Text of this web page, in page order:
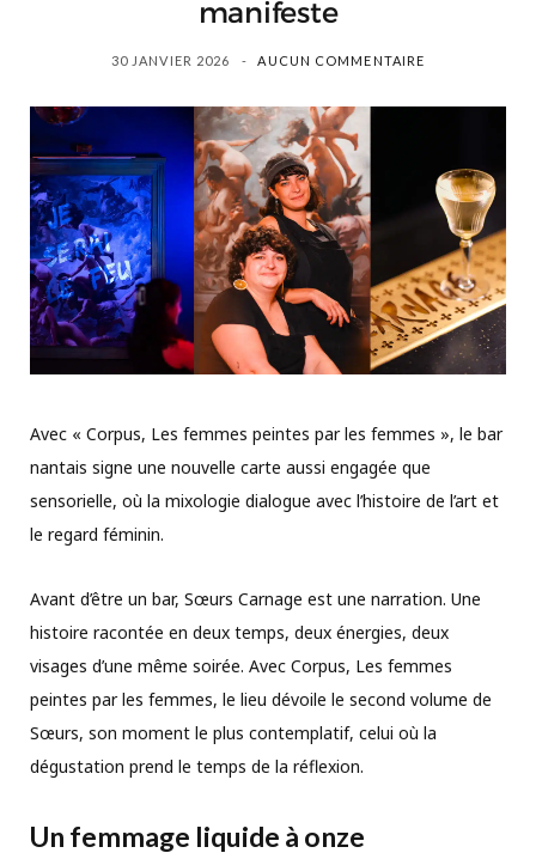
manifeste
30 JANVIER 2026 AUCUN COMMENTAIRE
Avec « Corpus, Les femmes peintes par les femmes », le bar
nantais signe une nouvelle carte aussi engagée que
sensorielle, où la mixologie dialogue avec l’histoire de l’art et
le regard féminin.
Avant d’être un bar, Sœurs Carnage est une narration. Une
histoire racontée en deux temps, deux énergies, deux
visages d’une même soirée. Avec Corpus, Les femmes
peintes par les femmes, le lieu dévoile le second volume de
Sœurs, son moment le plus contemplatif, celui où la
dégustation prend le temps de la réflexion.
Un femmage liquide à onze